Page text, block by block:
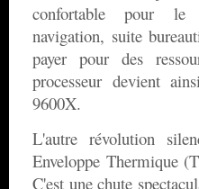
confortable pour le
navigation, suite
payer pour des
processeur devient
9600X.
L'autre révolution
Enveloppe Thermique
C'est une chute